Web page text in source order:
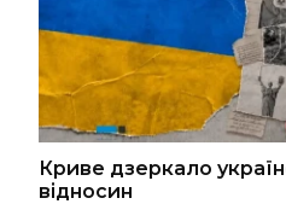
Криве дзеркало
відносин